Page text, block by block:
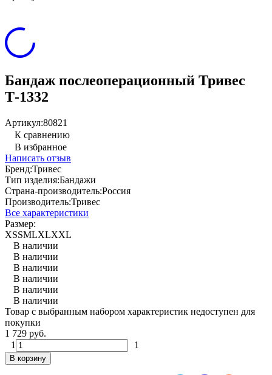
Бандаж послеоперационный Тривес
Т-1332
Артикул:80821
К сравнению
В избранное
Написать отзыв
Бренд:Тривес
Тип изделия:Бандажи
Страна-производитель:Россия
Производитель:Тривес
Все характеристики
Размер:
XSSMLXLXXL
В наличии
В наличии
В наличии
В наличии
В наличии
В наличии
Товар с выбранным набором характеристик недоступен для
покупки
1 729 руб.
1
1
В корзину